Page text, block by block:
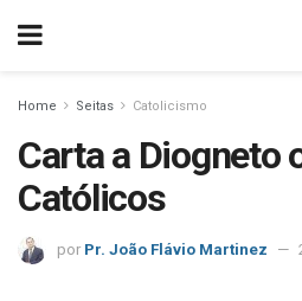
Home Seitas Catolicismo
Carta a Diogneto
Católicos
por Pr. João Flávio Martinez